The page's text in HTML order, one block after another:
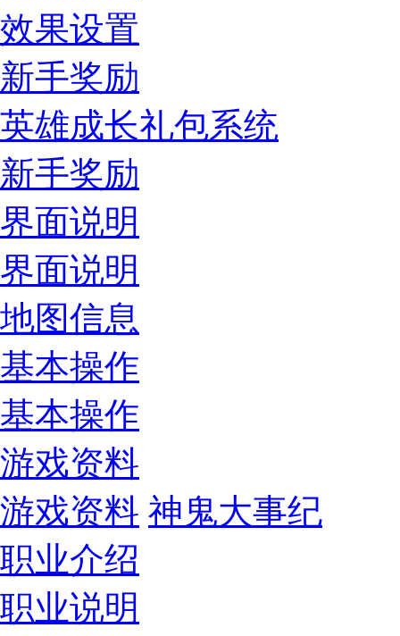
效果设置
新手奖励
英雄成长礼包系统
新手奖励
界面说明
界面说明
地图信息
基本操作
基本操作
游戏资料
游戏资料 神鬼大事纪
职业介绍
职业说明